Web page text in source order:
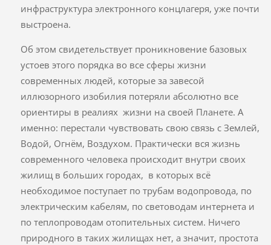
инфраструктура электронного концлагеря, уже почти
выстроена.
Об этом свидетельствует проникновение базовых
устоев этого порядка во все сферы жизни
современных людей, которые за завесой
иллюзорного изобилия потеряли абсолютно все
ориентиры в реалиях жизни на своей Планете. А
именно: перестали чувствовать свою связь с Землей,
Водой, Огнём, Воздухом. Практически вся жизнь
современного человека происходит внутри своих
жилищ в больших городах, в которых всё
необходимое поступает по трубам водопровода, по
электрическим кабелям, по световодам интернета и
по теплопроводам отопительных систем. Ничего
природного в таких жилищах нет, а значит, простота